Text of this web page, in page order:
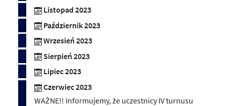
Listopad 2023
Październik 2023
Wrzesień 2023
Sierpień 2023
Lipiec 2023
Czerwiec 2023
WAŻNE!! Informujemy, że uczestnicy IV turnusu